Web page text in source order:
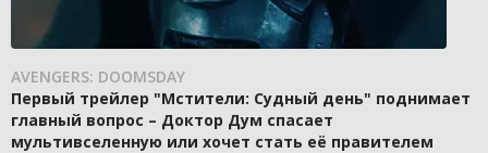
AVENGERS: DOOMSDAY
Первый трейлер "Мстители: Судный день" поднимает
главный вопрос – Доктор Дум спасает
мультивселенную или хочет стать её правителем